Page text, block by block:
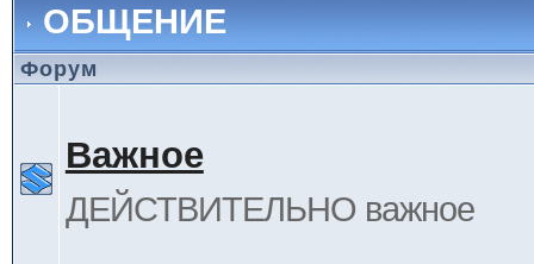
ОБЩЕНИЕ
Форум
Важное
ДЕЙСТВИТЕЛЬНО важное